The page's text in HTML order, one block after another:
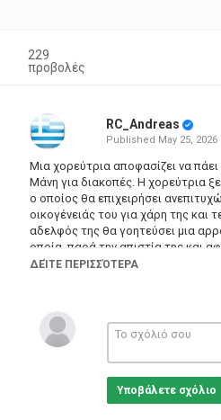
229
προβολές
RC_Andreas
Published May 25, 2026
Μια χορεύτρια αποφασίζει να
Μάνη για διακοπές. Η χορεύτρια
ο οποίος θα επιχειρήσει
οικογένειάς του για χάρη της και
αδελφός της θα γοητεύσει μια
οποία, παρά την απιστία της και
νέος εραστής της, θα κερδίσει τη
Σκηνοθεσία: Ηλίας Μαχαίρας
Σενάριο: Καίτη Δετζώρτζη
Ανέστης Βλάχος
ΔΕΊΤΕ ΠΕΡΙΣΣΌΤΕΡΑ
Υποβάλετε σχόλιο